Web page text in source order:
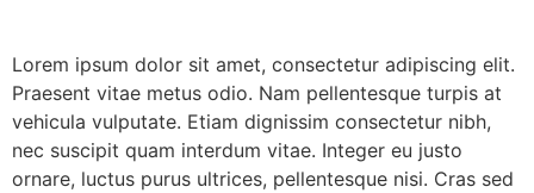
Lorem ipsum dolor sit amet, consectetur adipiscing elit.
Praesent vitae metus odio. Nam pellentesque turpis at
vehicula vulputate. Etiam dignissim consectetur nibh,
nec suscipit quam interdum vitae. Integer eu justo
ornare, luctus purus ultrices, pellentesque nisi. Cras sed